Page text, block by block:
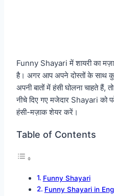
Funny Shayari में शायरी का
है। अगर आप अपने दोस्तों के साथ
अपनी बातों में हंसी घोलना चाहते
नीचे दिए गए मजेदार Shayari को
हंसी-मज़ाक शेयर करें।
Table of Contents
Funny Shayari
Funny Shayari in